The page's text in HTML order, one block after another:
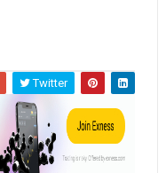
Twitter